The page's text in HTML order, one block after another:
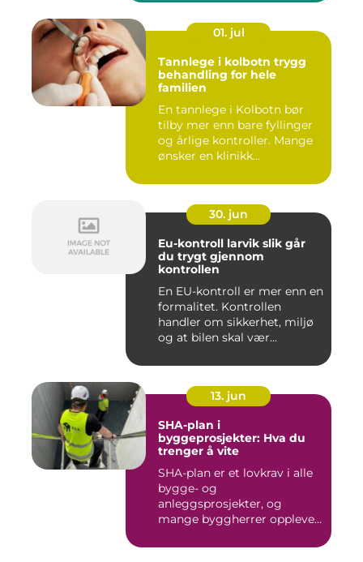
01. jul
Tannlege i kolbotn trygg
behandling for hele
familien
En tannlege i Kolbotn bør
tilby mer enn bare fyllinger
og årlige kontroller. Mange
ønsker en klinikk...
30. jun
Eu-kontroll larvik slik går
du trygt gjennom
kontrollen
En EU-kontroll er mer enn en
formalitet. Kontrollen
handler om sikkerhet, miljø
og at bilen skal vær...
13. jun
SHA-plan i
byggeprosjekter: Hva du
trenger å vite
SHA-plan er et lovkrav i alle
bygge- og
anleggsprosjekter, og
mange byggherrer opplever